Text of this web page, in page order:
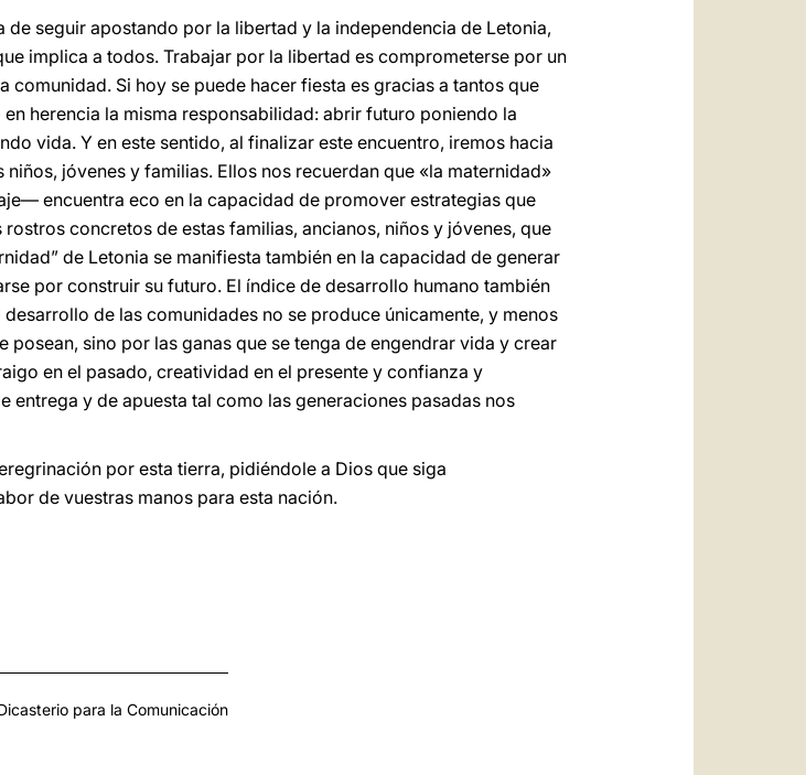
seguir apostando por la libertad y la independencia de Letonia,
implica a todos. Trabajar por la libertad es comprometerse por un
Si hoy se puede hacer fiesta es gracias a tantos que
herencia la misma responsabilidad: abrir futuro poniendo la
vida. Y en este sentido, al finalizar este encuentro, iremos hacia
jóvenes y familias. Ellos nos recuerdan que «la maternidad»
encuentra eco en la capacidad de promover estrategias que
concretos de estas familias, ancianos, niños y jóvenes, que
de Letonia se manifiesta también en la capacidad de generar
por construir su futuro. El índice de desarrollo humano también
de las comunidades no se produce únicamente, y menos
sino por las ganas que se tenga de engendrar vida y crear
en el pasado, creatividad en el presente y confianza y
entrega y de apuesta tal como las generaciones pasadas nos
por esta tierra, pidiéndole a Dios que siga
de vuestras manos para esta nación.
para la Comunicación